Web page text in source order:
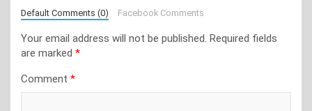
Default Comments (0) Facebook Comments
Your email address will not be published. Required fields
are marked *
Comment *